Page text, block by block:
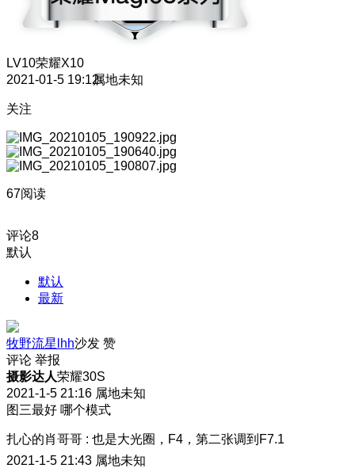
LV10荣耀X10
2021-01-5 19:12属地未知
关注
67阅读
评论8
默认
默认
最新
牧野流星lhh沙发 赞
评论 举报
摄影达人荣耀30S
2021-1-5 21:16 属地未知
图三最好 哪个模式
扎心的肖哥哥 : 也是大光圈，F4，第二张调到F7.1
2021-1-5 21:43 属地未知